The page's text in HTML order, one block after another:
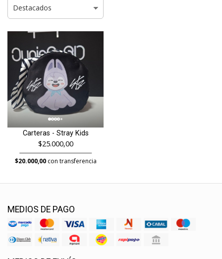
Carteras - Stray Kids
$25.000,00
$20.000,00con transferencia
MEDIOS DE PAGO